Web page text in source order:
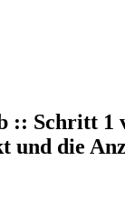
:: Schritt 1
und die